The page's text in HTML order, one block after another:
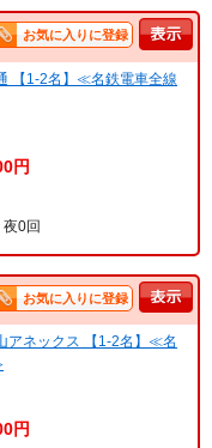
お気に入りに登録
【1-2名】≪名鉄電車全線
円
0回
お気に入りに登録
アネックス 【1-2名】≪名
円